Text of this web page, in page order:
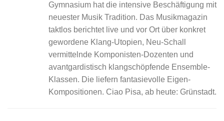
Gymnasium hat die intensive Beschäftigung mit
neuester Musik Tradition. Das Musikmagazin
taktlos berichtet live und vor Ort über konkret
gewordene Klang-Utopien, Neu-Schall
vermittelnde Komponisten-Dozenten und
avantgardistisch klangschöpfende Ensemble-
Klassen. Die liefern fantasievolle Eigen-
Kompositionen. Ciao Pisa, ab heute: Grünstadt.